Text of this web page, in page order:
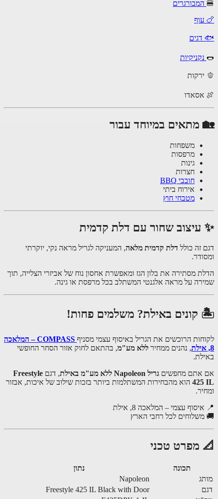
מתאים במיוחד עבור
משפחות
מרפסות
גינות
חצרות
חובבי BBQ
אירוח ביתי
מטבחי חוץ
עיצוב שחור עם דלת קדמית
זה כוללדלת קדמית מלאה, המעניקה לגריל מראה נקי, יוקרתי
מסתירה את בלון הגז ומאפשרת אחסון נוח של אביזרי הצלייה, תוך
על מראה אלגנטי המשתלב בכל מרפסת או גינה.
באילת? משלמים פחות!
הרוכשים את הגריל באיסוף עצמי מסניף
COMPASS – המלאכה
, נהנים ממחירללא מע"מ, בהתאם לחוק אזור הסחר החופשי
אתם מחפשיםגריל Napoleon ללא מע"מ באילת , דגם Freestyle
הוא מהבחירות המשתלמות ביותר בזכות שילוב של איכות, אבזור
עצמי – המלאכה 8, אילת
לכל רחבי הארץ
מפרט טכני
תכונה
Napoleon
Freestyle 425 IL Black with Door